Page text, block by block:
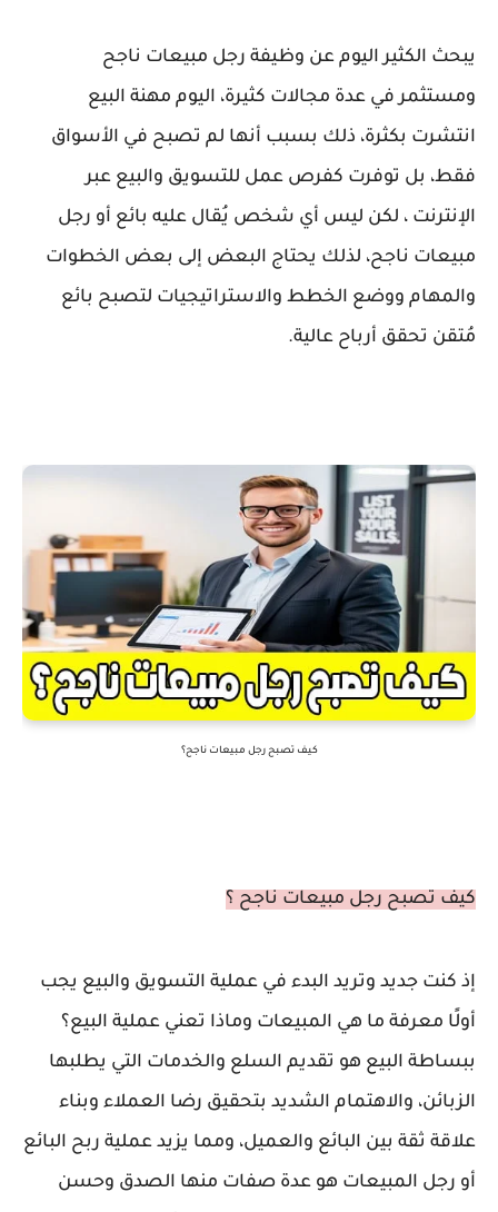
يبحث الكثير اليوم عن وظيفة رجل مبيعات ناجح
ومستثمر في عدة مجالات كثيرة، اليوم مهنة البيع
انتشرت بكثرة، ذلك بسبب أنها لم تصبح في الأسواق
فقط، بل توفرت كفرص عمل للتسويق والبيع عبر
الإنترنت ، لكن ليس أي شخص يُقال عليه بائع أو رجل
مبيعات ناجح، لذلك يحتاج البعض إلى بعض الخطوات
والمهام ووضع الخطط والاستراتيجيات لتصبح بائع
مُتقن تحقق أرباح عالية.
كيف تصبح رجل مبيعات ناجح؟
كيف تصبح رجل مبيعات ناجح ؟
إذ كنت جديد وتريد البدء في عملية التسويق والبيع يجب
أولًا معرفة ما هي المبيعات وماذا تعني عملية البيع؟
ببساطة البيع هو تقديم السلع والخدمات التي يطلبها
الزبائن، والاهتمام الشديد بتحقيق رضا العملاء وبناء
علاقة ثقة بين البائع والعميل، ومما يزيد عملية ربح البائع
أو رجل المبيعات هو عدة صفات منها الصدق وحسن